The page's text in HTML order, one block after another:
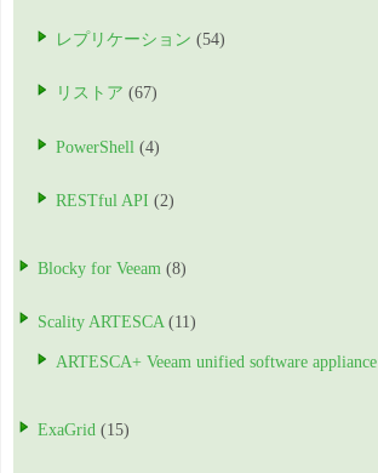
レプリケーション (54)
リストア (67)
PowerShell (4)
RESTful API (2)
Blocky for Veeam (8)
Scality ARTESCA (11)
ARTESCA+ Veeam unified software appliance
ExaGrid (15)